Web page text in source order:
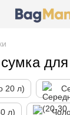
20 л)
л)